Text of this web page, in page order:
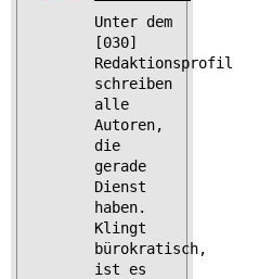
Unter dem
[030]
Redaktionsprofil
schreiben
alle
Autoren,
die
gerade
Dienst
haben.
Klingt
bürokratisch,
ist es